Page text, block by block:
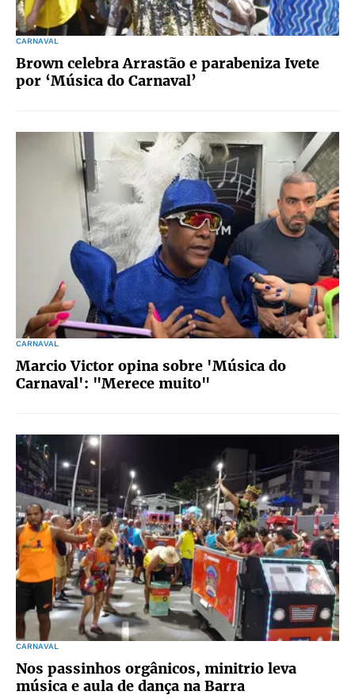
CARNAVAL
Brown celebra Arrastão e parabeniza Ivete
por ‘Música do Carnaval’
CARNAVAL
Marcio Victor opina sobre 'Música do
Carnaval': "Merece muito"
CARNAVAL
Nos passinhos orgânicos, minitrio leva
música e aula de dança na Barra